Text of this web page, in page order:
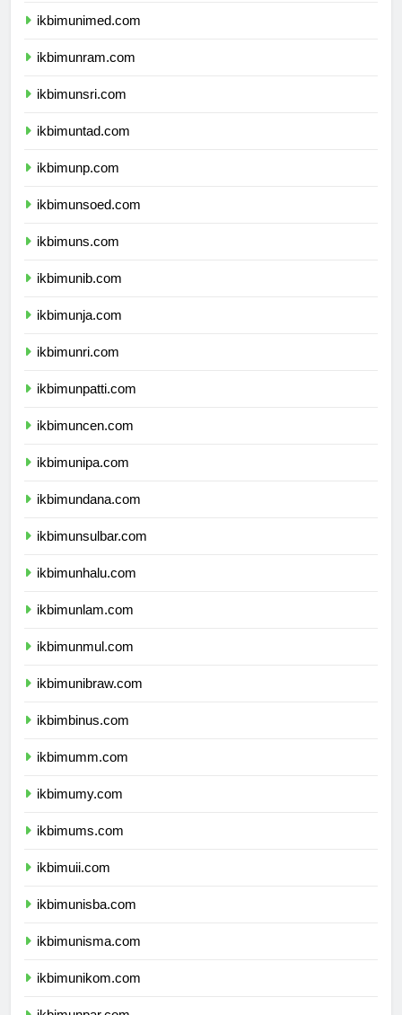
ikbimunimed.com
ikbimunram.com
ikbimunsri.com
ikbimuntad.com
ikbimunp.com
ikbimunsoed.com
ikbimuns.com
ikbimunib.com
ikbimunja.com
ikbimunri.com
ikbimunpatti.com
ikbimuncen.com
ikbimunipa.com
ikbimundana.com
ikbimunsulbar.com
ikbimunhalu.com
ikbimunlam.com
ikbimunmul.com
ikbimunibraw.com
ikbimbinus.com
ikbimumm.com
ikbimumy.com
ikbimums.com
ikbimuii.com
ikbimunisba.com
ikbimunisma.com
ikbimunikom.com